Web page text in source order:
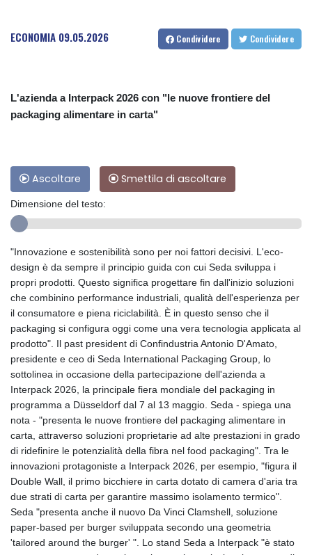
ECONOMIA 09.05.2026 Condividere Condividere
L'azienda a Interpack 2026 con "le nuove frontiere del
packaging alimentare in carta"
Ascoltare Smettila di ascoltare
Dimensione del testo:
"Innovazione e sostenibilità sono per noi fattori decisivi. L'eco-
design è da sempre il principio guida con cui Seda sviluppa i
propri prodotti. Questo significa progettare fin dall'inizio soluzioni
che combinino performance industriali, qualità dell'esperienza per
il consumatore e piena riciclabilità. È in questo senso che il
packaging si configura oggi come una vera tecnologia applicata al
prodotto". Il past president di Confindustria Antonio D'Amato,
presidente e ceo di Seda International Packaging Group, lo
sottolinea in occasione della partecipazione dell'azienda a
Interpack 2026, la principale fiera mondiale del packaging in
programma a Düsseldorf dal 7 al 13 maggio. Seda - spiega una
nota - "presenta le nuove frontiere del packaging alimentare in
carta, attraverso soluzioni proprietarie ad alte prestazioni in grado
di ridefinire le potenzialità della fibra nel food packaging". Tra le
innovazioni protagoniste a Interpack 2026, per esempio, "figura il
Double Wall, il primo bicchiere in carta dotato di camera d'aria tra
due strati di carta per garantire massimo isolamento termico".
Seda "presenta anche il nuovo Da Vinci Clamshell, soluzione
paper-based per burger sviluppata secondo una geometria
'tailored around the burger' ". Lo stand Seda a Interpack "è stato